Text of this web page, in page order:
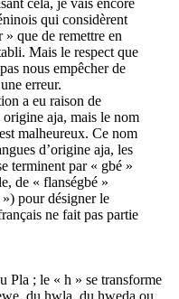
cela, je vais encore
qui considèrent
» que de remettre en
Mais le respect que
nous empêcher de
erreur.
a eu raison de
aja, mais le nom
malheureux. Ce nom
d’origine aja, les
terminent par « gbé »
de « flanségbé »
pour désigner le
ne fait pas partie
Pla ; le « h » se transforme